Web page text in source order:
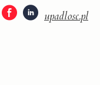
upadlosc.pl